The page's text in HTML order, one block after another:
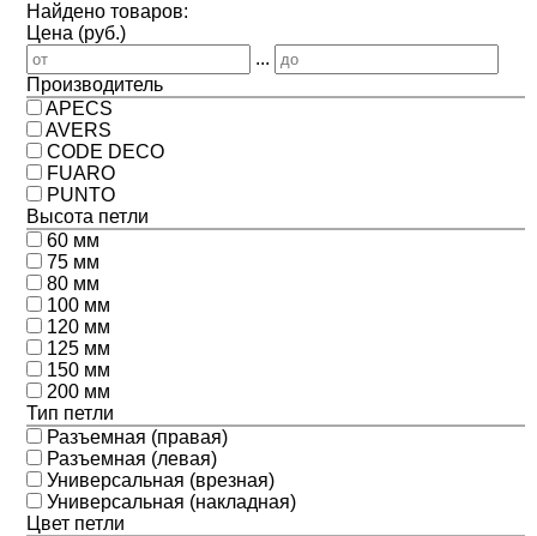
Найдено товаров:
Цена (руб.)
...
Производитель
APECS
AVERS
CODE DECO
FUARO
PUNTO
Высота петли
60 мм
75 мм
80 мм
100 мм
120 мм
125 мм
150 мм
200 мм
Тип петли
Разъемная (правая)
Разъемная (левая)
Универсальная (врезная)
Универсальная (накладная)
Цвет петли